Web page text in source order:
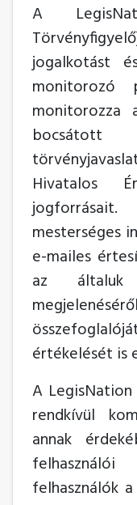
A
jogalkotást
monitorozó
monitorozza
Hivatalos
mesterséges
e-mailes
az általuk
értékelését is
A
rendkívül
annak
felhasználók